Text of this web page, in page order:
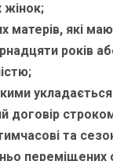
жінок;
матерів, які
років
договір
та
переміщених